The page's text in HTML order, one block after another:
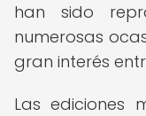
han sido
numerosas
gran interés
Las ediciones